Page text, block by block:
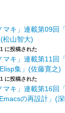
マキ」連載第09回
松山智大)
に投稿された
マキ」連載第11回
集」(佐藤寛之)
に投稿された
マキ」連載第16回
の再設計」(